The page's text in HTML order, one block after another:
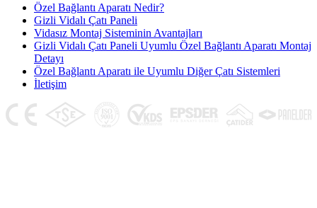
Özel Bağlantı Aparatı Nedir?
Gizli Vidalı Çatı Paneli
Vidasız Montaj Sisteminin Avantajları
Gizli Vidalı Çatı Paneli Uyumlu Özel Bağlantı Aparatı Montaj
Detayı
Özel Bağlantı Aparatı ile Uyumlu Diğer Çatı Sistemleri
İletişim